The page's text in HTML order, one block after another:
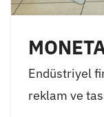
Endüstriyel
reklam ve